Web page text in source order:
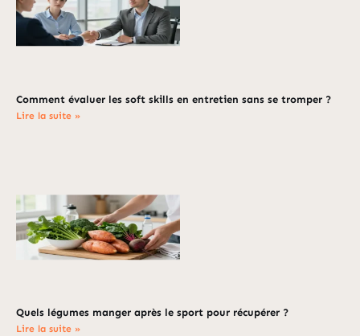
Comment évaluer les soft skills en entretien sans se tromper ?
Lire la suite »
Quels légumes manger après le sport pour récupérer ?
Lire la suite »